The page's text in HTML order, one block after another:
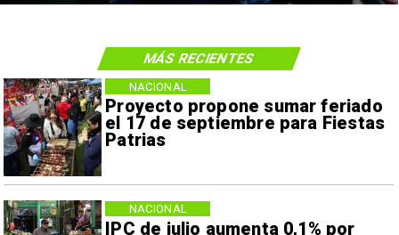
Proyecto propone sumar feriado
el 17 de septiembre para Fiestas
Patrias
NACIONAL
IPC de julio aumenta 0,1% por
NACIONAL
MÁS RECIENTES